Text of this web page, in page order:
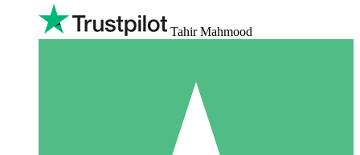
Tahir Mahmood